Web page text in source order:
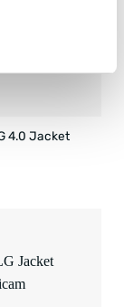
4.0 Jacket